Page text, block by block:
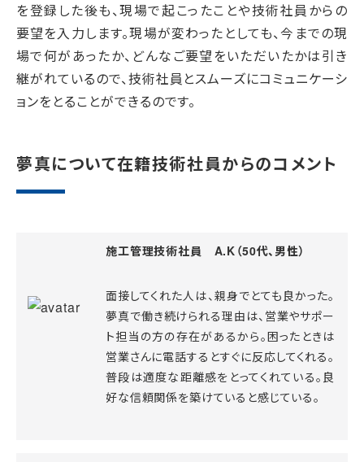
を登録した後も、現場で起こったことや技術社員からの
要望を入力します。現場が変わったとしても、今までの現
場で何があったか、どんなご要望をいただいたかは引き
継がれているので、技術社員とスムーズにコミュニケーシ
ョンをとることができるのです。
夢真について在籍技術社員からのコメント
施工管理技術社員 A.K（50代、男性）
面接してくれた人は、親身でとても良かった。
夢真で働き続けられる理由は、営業やサポー
ト担当の方の存在があるから。困ったときは
営業さんに電話するとすぐに反応してくれる。
普段は適度な距離感をとってくれている。良
好な信頼関係を築けていると感じている。